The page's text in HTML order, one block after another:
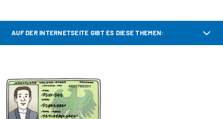
AUF DER INTERNETSEITE GIBT ES DIESE THEMEN: